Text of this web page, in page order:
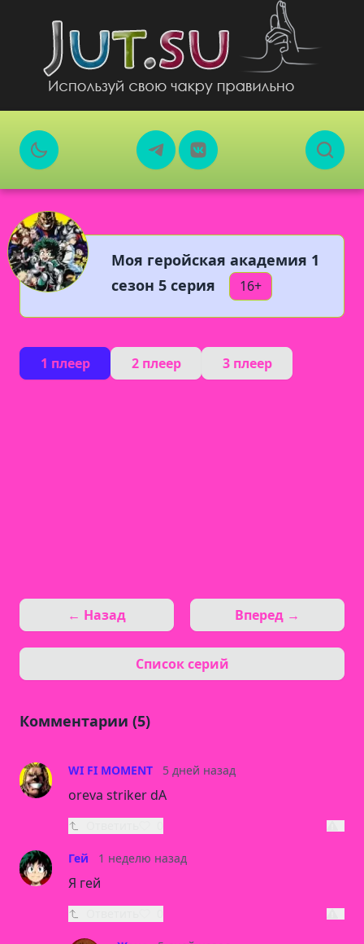
Моя геройская академия 1
сезон 5 серия
16+
1 плеер 2 плеер 3 плеер
← Назад
Список серий
Вперед →
Комментарии (5)
WI FI MOMENT 5 дней назад
oreva striker dA
Гей 1 неделю назад
Я гей